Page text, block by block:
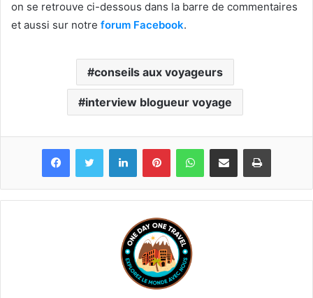
on se retrouve ci-dessous dans la barre de commentaires
et aussi sur notre forum Facebook.
conseils aux voyageurs
interview blogueur voyage